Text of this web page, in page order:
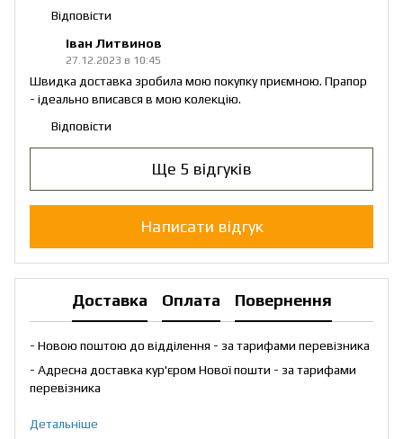
Відповісти
Іван Литвинов
27.12.2023 в 10:45
Швидка доставка зробила мою покупку приємною. Прапор
- ідеально вписався в мою колекцію.
Відповісти
Ще 5 відгуків
Написати відгук
Доставка Оплата Повернення
- Новою поштою до відділення - за тарифами перевізника
- Адресна доставка кур'єром Нової пошти - за тарифами
перевізника
Детальніше